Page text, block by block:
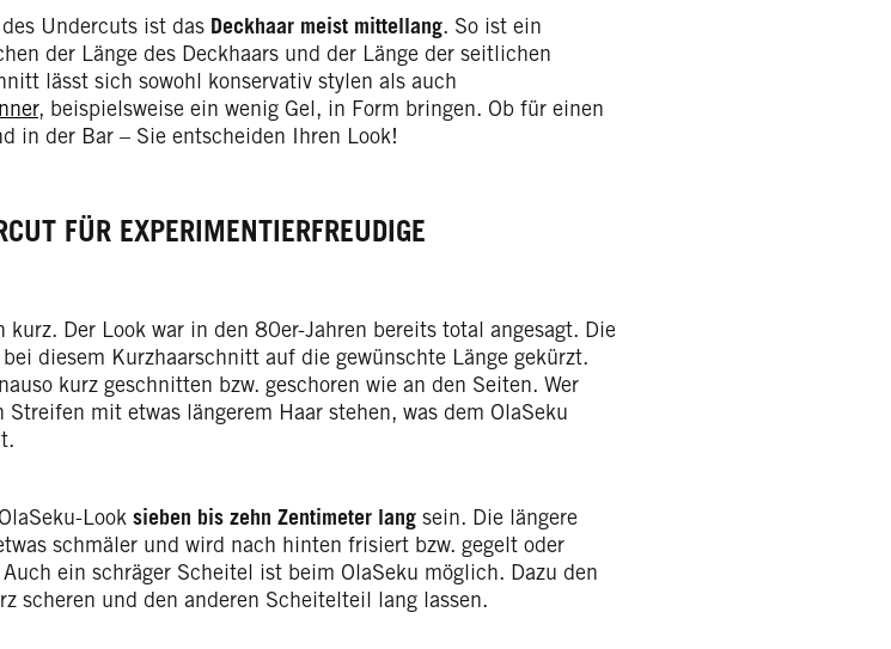
Undercuts ist das Deckhaar meist mittellang. So ist ein
der Länge des Deckhaars und der Länge der seitlichen
lässt sich sowohl konservativ stylen als auch
, beispielsweise ein wenig Gel, in Form bringen. Ob für einen
in der Bar – Sie entscheiden Ihren Look!
FÜR EXPERIMENTIERFREUDIGE
kurz. Der Look war in den 80er-Jahren bereits total angesagt. Die
diesem Kurzhaarschnitt auf die gewünschte Länge gekürzt.
kurz geschnitten bzw. geschoren wie an den Seiten. Wer
mit etwas längerem Haar stehen, was dem OlaSeku
Look sieben bis zehn Zentimeter langsein. Die längere
schmäler und wird nach hinten frisiert bzw. gegelt oder
ein schräger Scheitel ist beim OlaSeku möglich. Dazu den
scheren und den anderen Scheitelteil lang lassen.